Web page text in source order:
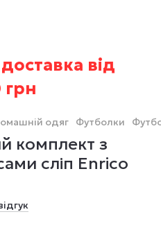
від
грн
одяг Футболки
комплект з
сліп Enrico